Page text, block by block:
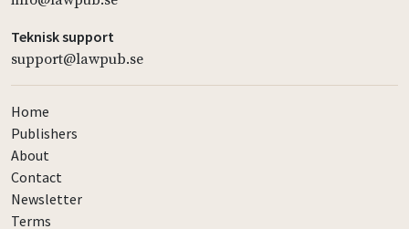
Teknisk support
support@lawpub.se
Home
Publishers
About
Contact
Newsletter
Terms